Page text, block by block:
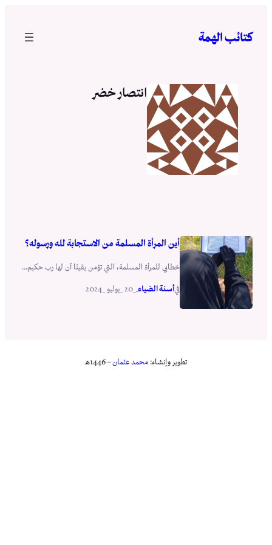
المحتوى
كتائب الهمة
انتصار خضر
أين المرأة المسلمة من الاستجابة لله ورسوله؟
خطابي للمرأة المسلمة، التي تؤمن يقينًا أن لها رب حكيم...
فيأسنة الضياء.
تطوير وإنشاء: محمد عثمان– 1446هـ